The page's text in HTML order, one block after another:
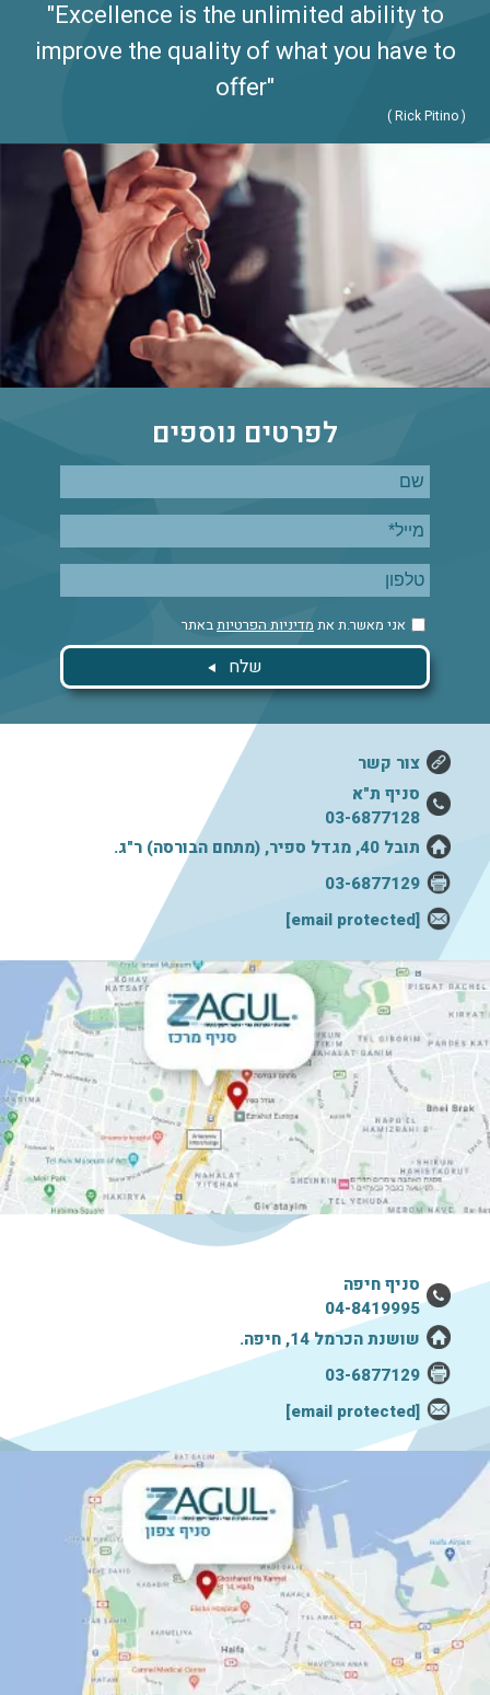
"Excellence is the unlimited ability to
improve the quality of what you have to
offer"
( Rick Pitino )
צור קשר
סניף ת"א
03-6877128
תובל 40, מגדל ספיר, (מתחם הבורסה) ר"ג.
03-6877129
[email protected]
סניף חיפה
04-8419995
שושנת הכרמל 14, חיפה.
03-6877129
[email protected]
לפרטים נוספים
אני מאשר.ת את מדיניות הפרטיותבאתר